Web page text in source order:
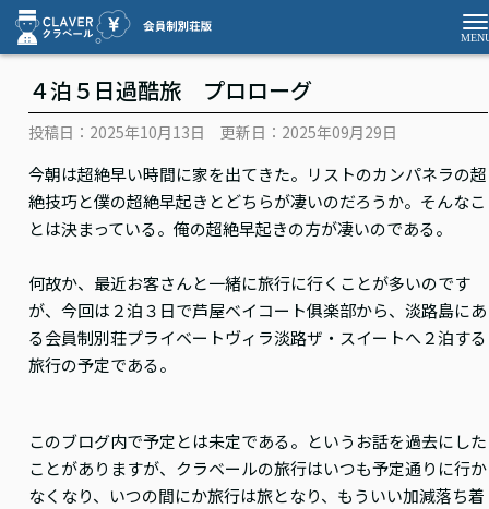
４泊５日過酷旅 プロローグ
投稿日：2025年10月13日 更新日：2025年09月29日
今朝は超絶早い時間に家を出てきた。リストのカンパネラの超
絶技巧と僕の超絶早起きとどちらが凄いのだろうか。そんなこ
とは決まっている。俺の超絶早起きの方が凄いのである。
何故か、最近お客さんと一緒に旅行に行くことが多いのです
が、今回は２泊３日で芦屋ベイコート俱楽部から、淡路島にあ
る会員制別荘プライベートヴィラ淡路ザ・スイートへ２泊する
旅行の予定である。
このブログ内で予定とは未定である。というお話を過去にした
ことがありますが、クラベールの旅行はいつも予定通りに行か
なくなり、いつの間にか旅行は旅となり、もういい加減落ち着